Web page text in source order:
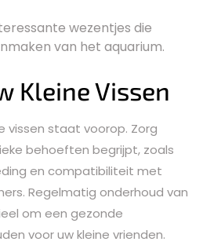
wezentjes die
van het aquarium.
Kleine Vissen
vissen staat voorop. Zorg
behoeften begrijpt, zoals
en compatibiliteit met
Regelmatig onderhoud van
om een gezonde
voor uw kleine vrienden.